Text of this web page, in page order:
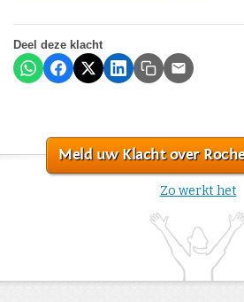
Deel deze klacht
Meld uw Klacht over
Zo werkt het